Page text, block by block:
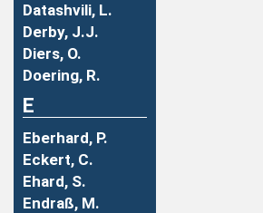
Datashvili, L.
Derby, J.J.
Diers, O.
Doering, R.
E
Eberhard, P.
Eckert, C.
Ehard, S.
Endraß, M.